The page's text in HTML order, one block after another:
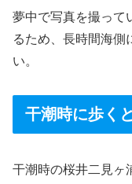
夢中で写真を撮って
るため、長時間海側
い。
干潮時に歩く
干潮時の桜井二見ヶ